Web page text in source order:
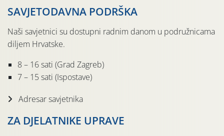
SAVJETODAVNA PODRŠKA
Naši savjetnici su dostupni radnim danom u podružnicama
diljem Hrvatske.
8 – 16 sati (Grad Zagreb)
7 – 15 sati (Ispostave)
Adresar savjetnika
ZA DJELATNIKE UPRAVE